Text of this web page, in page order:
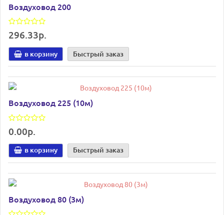
Воздуховод 200
296.33р.
в корзину Быстрый заказ
Воздуховод 225 (10м)
0.00р.
в корзину Быстрый заказ
Воздуховод 80 (3м)